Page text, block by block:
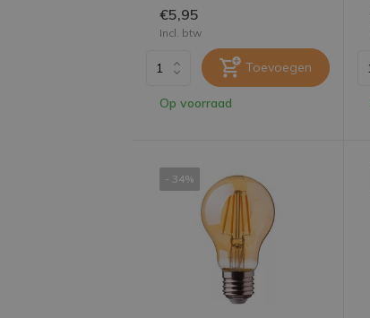
€5,95
Incl. btw
Toevoegen
Op voorraad
- 34%